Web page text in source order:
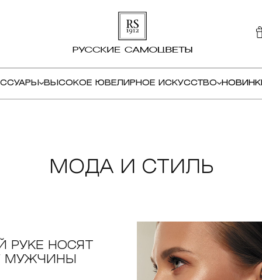
ВЫСОКОЕ ЮВЕЛИРНОЕ ИСКУССТВО
МОДА И СТИЛЬ
РУКЕ НОСЯТ
МУЖЧИНЫ